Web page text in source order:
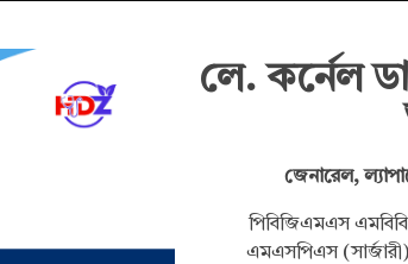
লে. কর্নেল
জেনারেল,
পিবিজিএমএস
এমএসপিএস